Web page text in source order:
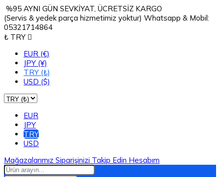
%95 AYNI GÜN SEVKİYAT, ÜCRETSİZ KARGO
(Servis & yedek parça hizmetimiz yoktur) Whatsapp & Mobil:
05321714864
₺ TRY 
EUR (€)
JPY (¥)
TRY (₺)
USD ($)
EUR
JPY
TRY
USD
Mağazalarımız Siparişinizi Takip Edin Hesabım